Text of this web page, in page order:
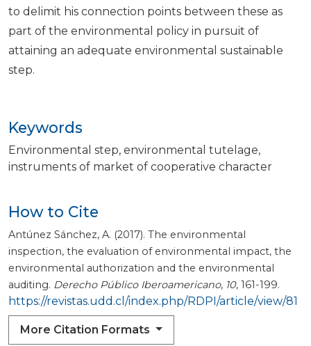
Keywords
Environmental step environmental tutelage
instruments of market of cooperative character
How to Cite
Antúnez Sánchez, A. (2017). The environmental
inspection, the evaluation of environmental impact, the
environmental authorization and the environmental
auditing. Derecho Público Iberoamericano, 10, 161-199.
https://revistas.udd.cl/index.php/RDPI/article/view/81
More Citation Formats
to delimit his connection points between these as
part of the environmental policy in pursuit of
attaining an adequate environmental sustainable
step.